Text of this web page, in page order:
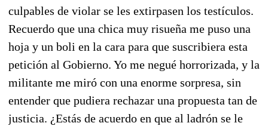
culpables de violar se les extirpasen los testículos.
Recuerdo que una chica muy risueña me puso una
hoja y un boli en la cara para que suscribiera esta
petición al Gobierno. Yo me negué horrorizada, y la
militante me miró con una enorme sorpresa, sin
entender que pudiera rechazar una propuesta tan de
justicia. ¿Estás de acuerdo en que al ladrón se le